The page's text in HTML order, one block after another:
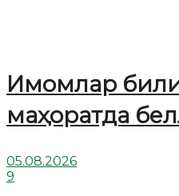
Имомлар
маҳоратда
05.08.2026
9